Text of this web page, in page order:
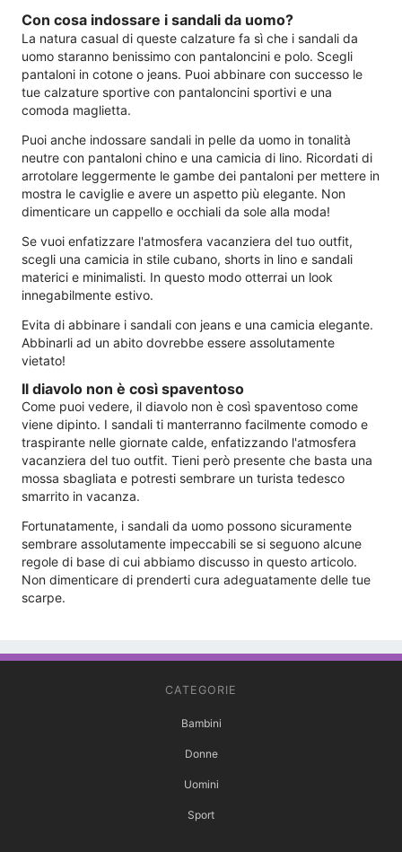
Con cosa indossare i sandali da uomo?
La natura casual di queste calzature fa sì che i sandali da
uomo staranno benissimo con pantaloncini e polo. Scegli
pantaloni in cotone o jeans. Puoi abbinare con successo le
tue calzature sportive con pantaloncini sportivi e una
comoda maglietta.
Puoi anche indossare sandali in pelle da uomo in tonalità
neutre con pantaloni chino e una camicia di lino. Ricordati di
arrotolare leggermente le gambe dei pantaloni per mettere in
mostra le caviglie e avere un aspetto più elegante. Non
dimenticare un cappello e occhiali da sole alla moda!
Se vuoi enfatizzare l'atmosfera vacanziera del tuo outfit,
scegli una camicia in stile cubano, shorts in lino e sandali
materici e minimalisti. In questo modo otterrai un look
innegabilmente estivo.
Evita di abbinare i sandali con jeans e una camicia elegante.
Abbinarli ad un abito dovrebbe essere assolutamente
vietato!
Il diavolo non è così spaventoso
Come puoi vedere, il diavolo non è così spaventoso come
viene dipinto. I sandali ti manterranno facilmente comodo e
traspirante nelle giornate calde, enfatizzando l'atmosfera
vacanziera del tuo outfit. Tieni però presente che basta una
mossa sbagliata e potresti sembrare un turista tedesco
smarrito in vacanza.
Fortunatamente, i sandali da uomo possono sicuramente
sembrare assolutamente impeccabili se si seguono alcune
regole di base di cui abbiamo discusso in questo articolo.
Non dimenticare di prenderti cura adeguatamente delle tue
scarpe.
CATEGORIE
Bambini
Donne
Uomini
Sport